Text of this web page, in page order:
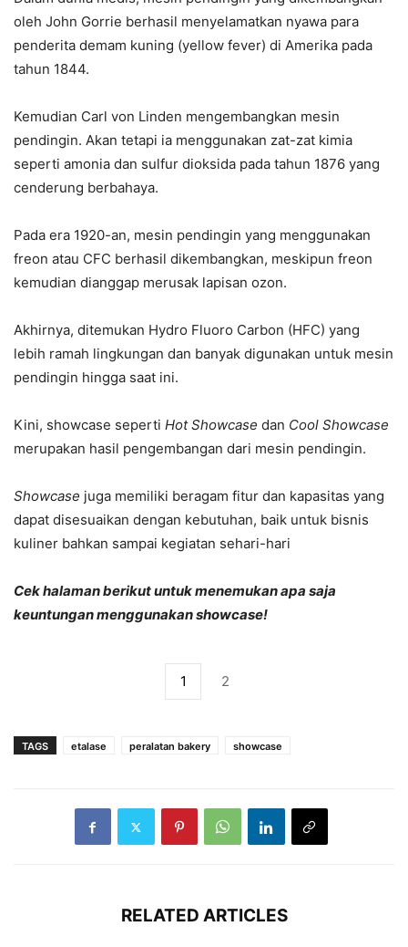
oleh John Gorrie berhasil menyelamatkan nyawa para
penderita demam kuning (yellow fever) di Amerika pada
tahun 1844.
Kemudian Carl von Linden mengembangkan mesin
pendingin. Akan tetapi ia menggunakan zat-zat kimia
seperti amonia dan sulfur dioksida pada tahun 1876 yang
cenderung berbahaya.
Pada era 1920-an, mesin pendingin yang menggunakan
freon atau CFC berhasil dikembangkan, meskipun freon
kemudian dianggap merusak lapisan ozon.
Akhirnya, ditemukan Hydro Fluoro Carbon (HFC) yang
lebih ramah lingkungan dan banyak digunakan untuk mesin
pendingin hingga saat ini.
Kini, showcase seperti Hot Showcase dan Cool Showcase
merupakan hasil pengembangan dari mesin pendingin.
Showcase juga memiliki beragam fitur dan kapasitas yang
dapat disesuaikan dengan kebutuhan, baik untuk bisnis
kuliner bahkan sampai kegiatan sehari-hari
Cek halaman berikut untuk menemukan apa saja
keuntungan menggunakan showcase!
1 2
TAGS etalase peralatan bakery showcase
RELATED ARTICLES